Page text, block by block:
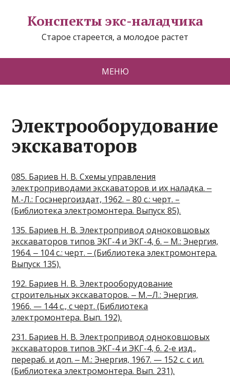
Конспекты экс-наладчика
Старое стареется, а молодое растет
МЕНЮ
Электрооборудование
экскаваторов
085. Бариев Н. В. Схемы управления
электроприводами экскаваторов и их наладка. ‒
М.-Л.: Госэнергоиздат, 1962. – 80 с.: черт. –
(Библиотека электромонтера. Выпуск 85).
135. Бариев Н. В. Электропривод одноковшовых
экскаваторов типов ЭКГ-4 и ЭКГ-4, 6. ‒ М.: Энергия,
1964. ‒ 104 с.: черт. ‒ (Библиотека электромонтера.
Выпуск 135).
192. Бариев Н. В. Электрооборудование
строительных экскаваторов. ‒ М.‒Л.: Энергия,
1966. — 144 с., с черт. (Библиотека
электромонтера. Вып. 192).
231. Бариев Н. В. Электропривод одноковшовых
экскаваторов типов ЭКГ-4 и ЭКГ-4, 6. 2-е изд.,
перераб. и доп. ‒ М.: Энергия, 1967. — 152 с. с ил.
(Библиотека электромонтера. Вып. 231).